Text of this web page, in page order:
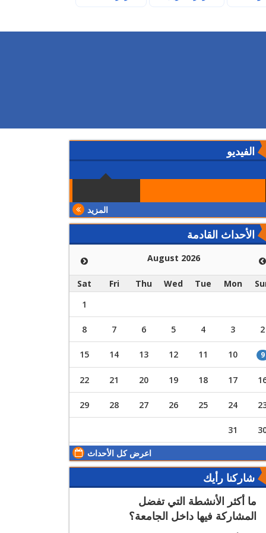
الفيديو
المزيد
الأحداث القادمة
August 2026
Mon
Tue
Wed
Thu
Fri
Sat
1
2
3
4
5
6
7
8
9
10
11
12
13
14
15
17
18
19
20
21
22
24
25
26
27
28
29
31
اعرض كل الأحداث
شاركنا رأيك
ما أكثر الأنشطة التي تفضل
المشاركة فيها داخل الجامعة؟